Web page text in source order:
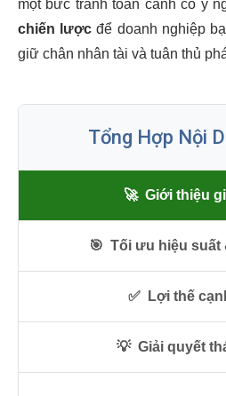
một bức tranh toàn cảnh có ý
chiến lược để doanh nghiệp
giữ chân nhân tài và tuân thủ
Tổng Hợp Nội
🚀 Giới thiệu
🎯 Tối ưu hiệu suất
✅ Lợi thế
💡 Giải quyết